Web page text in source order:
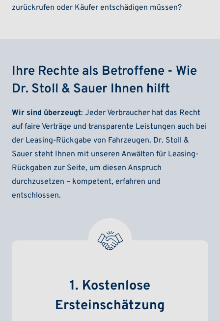
zurückrufen oder Käufer entschädigen müssen?
Ihre Rechte als Betroffene - Wie
Dr. Stoll & Sauer Ihnen hilft
Wir sind überzeugt: Jeder Verbraucher hat das Recht
auf faire Verträge und transparente Leistungen auch bei
der Leasing-Rückgabe von Fahrzeugen. Dr. Stoll &
Sauer steht Ihnen mit unseren Anwälten für Leasing-
Rückgaben zur Seite, um diesen Anspruch
durchzusetzen – kompetent, erfahren und
entschlossen.
1. Kostenlose
Ersteinschätzung